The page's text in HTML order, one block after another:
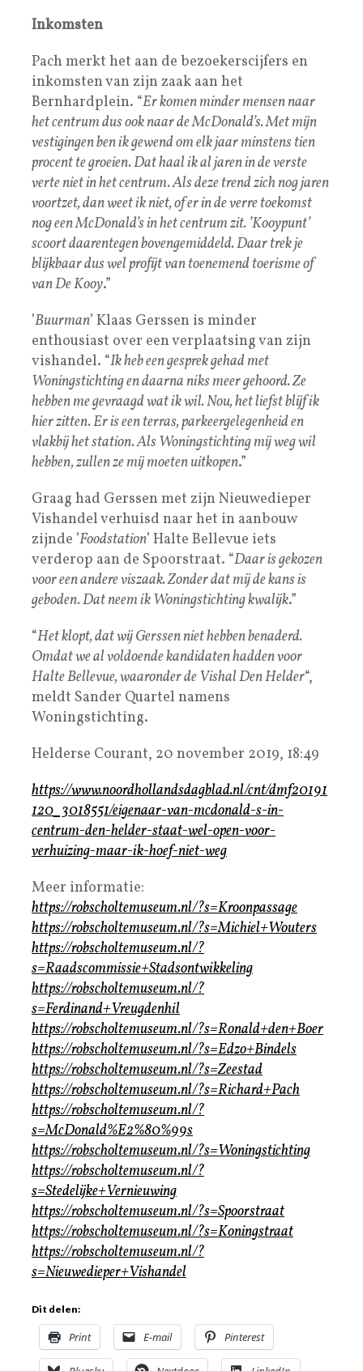
Inkomsten
Pach merkt het aan de bezoekerscijfers en
inkomsten van zijn zaak aan het
Bernhardplein. “Er komen minder mensen naar
het centrum dus ook naar de McDonald’s. Met mijn
vestigingen ben ik gewend om elk jaar minstens tien
procent te groeien. Dat haal ik al jaren in de verste
verte niet in het centrum. Als deze trend zich nog jaren
voortzet, dan weet ik niet, of er in de verre toekomst
nog een McDonald’s in het centrum zit. ’Kooypunt’
scoort daarentegen bovengemiddeld. Daar trek je
blijkbaar dus wel profijt van toenemend toerisme of
van De Kooy.”
’Buurman’ Klaas Gerssen is minder
enthousiast over een verplaatsing van zijn
vishandel. “Ik heb een gesprek gehad met
Woningstichting en daarna niks meer gehoord. Ze
hebben me gevraagd wat ik wil. Nou, het liefst blijf ik
hier zitten. Er is een terras, parkeergelegenheid en
vlakbij het station. Als Woningstichting mij weg wil
hebben, zullen ze mij moeten uitkopen.”
Graag had Gerssen met zijn Nieuwedieper
Vishandel verhuisd naar het in aanbouw
zijnde ’Foodstation’ Halte Bellevue iets
verderop aan de Spoorstraat. “Daar is gekozen
voor een andere viszaak. Zonder dat mij de kans is
geboden. Dat neem ik Woningstichting kwalijk.”
“Het klopt, dat wij Gerssen niet hebben benaderd.
Omdat we al voldoende kandidaten hadden voor
Halte Bellevue, waaronder de Vishal Den Helder“,
meldt Sander Quartel namens
Woningstichting.
Helderse Courant, 20 november 2019, 18:49
https://www.noordhollandsdagblad.nl/cnt/dmf20191
120_3018551/eigenaar-van-mcdonald-s-in-
centrum-den-helder-staat-wel-open-voor-
verhuizing-maar-ik-hoef-niet-weg
Meer informatie:
https://robscholtemuseum.nl/?s=Kroonpassage
https://robscholtemuseum.nl/?s=Michiel+Wouters
https://robscholtemuseum.nl/?
s=Raadscommissie+Stadsontwikkeling
https://robscholtemuseum.nl/?
s=Ferdinand+Vreugdenhil
https://robscholtemuseum.nl/?s=Ronald+den+Boer
https://robscholtemuseum.nl/?s=Edzo+Bindels
https://robscholtemuseum.nl/?s=Zeestad
https://robscholtemuseum.nl/?s=Richard+Pach
https://robscholtemuseum.nl/?
s=McDonald%E2%80%99s
https://robscholtemuseum.nl/?s=Woningstichting
https://robscholtemuseum.nl/?
s=Stedelijke+Vernieuwing
https://robscholtemuseum.nl/?s=Spoorstraat
https://robscholtemuseum.nl/?s=Koningstraat
https://robscholtemuseum.nl/?
s=Nieuwedieper+Vishandel
Dit delen:
Print E-mail Pinterest